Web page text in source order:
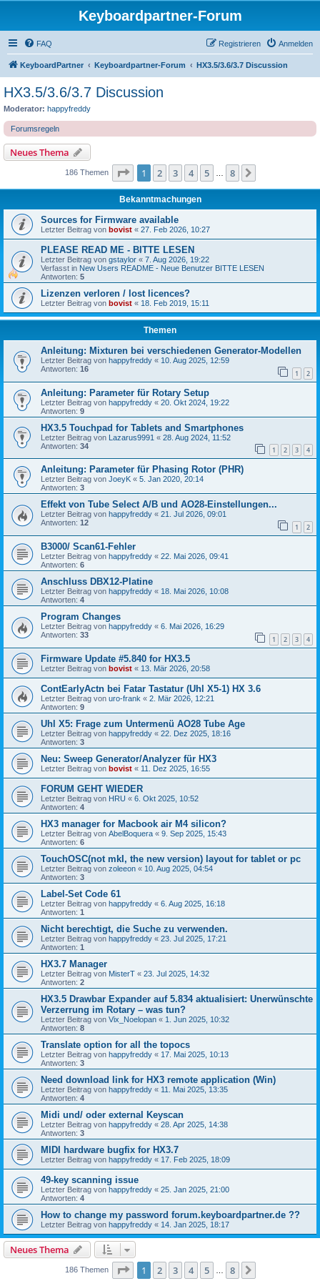
Keyboardpartner-Forum
FAQ Anmelden
Registrieren
KeyboardPartner Keyboardpartner-Forum HX3.5/3.6/3.7 Discussion
HX3.5/3.6/3.7 Discussion
Moderator: happyfreddy
Forumsregeln
Neues Thema
186 Themen Seite 1von
1 2 3 4 5 8
Bekanntmachungen
Sources for Firmware available
Letzter Beitrag von bovist « 27. Feb 2026, 10:27
PLEASE READ ME - BITTE LESEN
Letzter Beitrag von gstaylor « 7. Aug 2026, 19:22
Verfasst in New Users README - Neue Benutzer BITTE LESEN
Antworten: 5
Lizenzen verloren / lost licences?
Letzter Beitrag von bovist « 18. Feb 2019, 15:11
Themen
Anleitung: Mixturen bei verschiedenen Generator-Modellen
Letzter Beitrag von happyfreddy « 10. Aug 2025, 12:59
Antworten: 16 1 2
Anleitung: Parameter für Rotary Setup
Letzter Beitrag von happyfreddy « 20. Okt 2024, 19:22
Antworten: 9
HX3.5 Touchpad for Tablets and Smartphones
Letzter Beitrag von Lazarus9991 « 28. Aug 2024, 11:52
Antworten: 34 1 2 3 4
Anleitung: Parameter für Phasing Rotor (PHR)
Letzter Beitrag von JoeyK « 5. Jan 2020, 20:14
Antworten: 3
Effekt von Tube Select A/B und AO28-Einstellungen...
Letzter Beitrag von happyfreddy « 21. Jul 2026, 09:01
Antworten: 12 1 2
B3000/ Scan61-Fehler
Letzter Beitrag von happyfreddy « 22. Mai 2026, 09:41
Antworten: 6
Anschluss DBX12-Platine
Letzter Beitrag von happyfreddy « 18. Mai 2026, 10:08
Antworten: 4
Program Changes
Letzter Beitrag von happyfreddy « 6. Mai 2026, 16:29
Antworten: 33 1 2 3 4
Firmware Update #5.840 for HX3.5
Letzter Beitrag von bovist « 13. Mär 2026, 20:58
ContEarlyActn bei Fatar Tastatur (Uhl X5-1) HX 3.6
Letzter Beitrag von uro-frank « 2. Mär 2026, 12:21
Antworten: 9
Uhl X5: Frage zum Untermenü AO28 Tube Age
Letzter Beitrag von happyfreddy « 22. Dez 2025, 18:16
Antworten: 3
Neu: Sweep Generator/Analyzer für HX3
Letzter Beitrag von bovist « 11. Dez 2025, 16:55
FORUM GEHT WIEDER
Letzter Beitrag von HRU « 6. Okt 2025, 10:52
Antworten: 4
HX3 manager for Macbook air M4 silicon?
Letzter Beitrag von AbelBoquera « 9. Sep 2025, 15:43
Antworten: 6
TouchOSC(not mkI, the new version) layout for tablet or pc
Letzter Beitrag von zoleeon « 10. Aug 2025, 04:54
Antworten: 3
Label-Set Code 61
Letzter Beitrag von happyfreddy « 6. Aug 2025, 16:18
Antworten: 1
Nicht berechtigt, die Suche zu verwenden.
Letzter Beitrag von happyfreddy « 23. Jul 2025, 17:21
Antworten: 1
HX3.7 Manager
Letzter Beitrag von MisterT « 23. Jul 2025, 14:32
Antworten: 2
HX3.5 Drawbar Expander auf 5.834 aktualisiert: Unerwünschte
Verzerrung im Rotary – was tun?
Letzter Beitrag von Vix_Noelopan « 1. Jun 2025, 10:32
Antworten: 8
Translate option for all the topocs
Letzter Beitrag von happyfreddy « 17. Mai 2025, 10:13
Antworten: 3
Need download link for HX3 remote application (Win)
Letzter Beitrag von happyfreddy « 11. Mai 2025, 13:35
Antworten: 4
Midi und/ oder external Keyscan
Letzter Beitrag von happyfreddy « 28. Apr 2025, 14:38
Antworten: 3
MIDI hardware bugfix for HX3.7
Letzter Beitrag von happyfreddy « 17. Feb 2025, 18:09
49-key scanning issue
Letzter Beitrag von happyfreddy « 25. Jan 2025, 21:00
Antworten: 4
How to change my password forum.keyboardpartner.de ??
Letzter Beitrag von happyfreddy « 14. Jan 2025, 18:17
Neues Thema
186 Themen Seite 1von
1 2 3 4 5 8